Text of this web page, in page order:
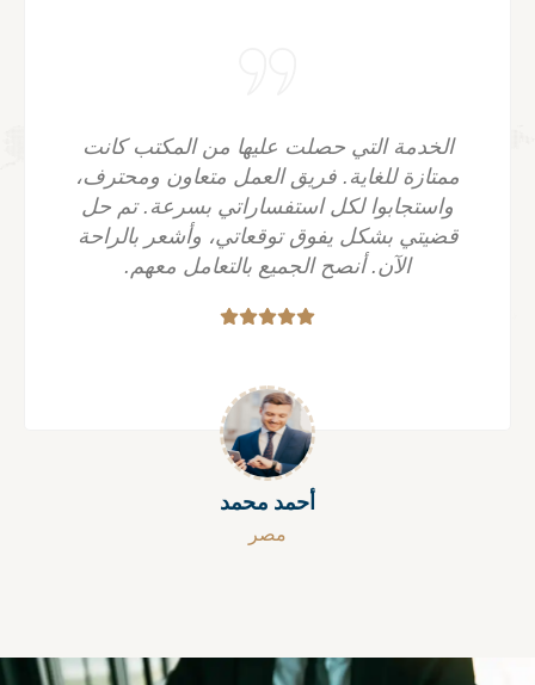
أحمد محمد
مصر
الخدمة التي حصلت عليها من المكتب كانت
ممتازة للغاية. فريق العمل متعاون ومحترف،
واستجابوا لكل استفساراتي بسرعة. تم حل
قضيتي بشكل يفوق توقعاتي، وأشعر بالراحة
الآن. أنصح الجميع بالتعامل معهم.